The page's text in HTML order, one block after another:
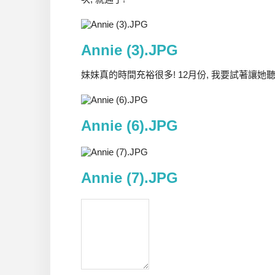
Annie (3).JPG
妹妹真的時間充裕很多! 12月份, 我要試著讓她
Annie (6).JPG
Annie (7).JPG